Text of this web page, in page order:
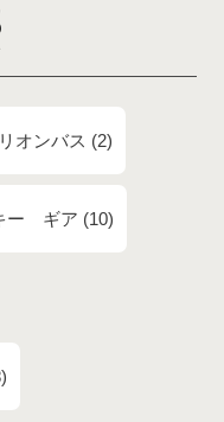
オンバス 2
ー ギア 10